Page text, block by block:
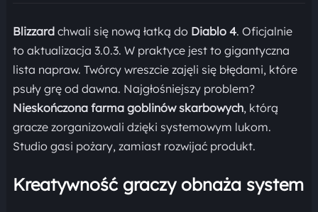
Blizzardchwali się nową łatką do Diablo 4. Oficjalnie
to aktualizacja 3.0.3. W praktyce jest to gigantyczna
lista napraw. Twórcy wreszcie zajęli się błędami, które
psuły grę od dawna. Najgłośniejszy problem?
Nieskończona farma goblinów skarbowych, którą
gracze zorganizowali dzięki systemowym lukom.
Studio gasi pożary, zamiast rozwijać produkt.
Kreatywność graczy obnaża system